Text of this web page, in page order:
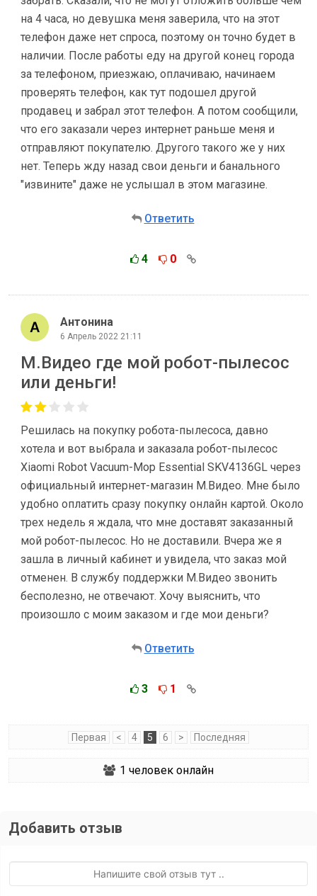
на 4 часа, но девушка меня заверила, что на этот
телефон даже нет спроса, поэтому он точно будет в
наличии. После работы еду на другой конец города
за телефоном, приезжаю, оплачиваю, начинаем
проверять телефон, как тут подошел другой
продавец и забрал этот телефон. А потом сообщили,
что его заказали через интернет раньше меня и
отправляют покупателю. Другого такого же у них
нет. Теперь жду назад свои деньги и банального
"извините" даже не услышал в этом магазине.
Ответить
4 0
Антонина
6 Апрель 2022 21:11
М.Видео где мой робот-пылесос
или деньги!
Решилась на покупку робота-пылесоса, давно
хотела и вот выбрала и заказала робот-пылесос
Xiaomi Robot Vacuum-Mop Essential SKV4136GL через
официальный интернет-магазин М.Видео. Мне было
удобно оплатить сразу покупку онлайн картой. Около
трех недель я ждала, что мне доставят заказанный
мой робот-пылесос. Но не доставили. Вчера же я
зашла в личный кабинет и увидела, что заказ мой
отменен. В службу поддержки М.Видео звонить
бесполезно, не отвечают. Хочу выяснить, что
произошло с моим заказом и где мои деньги?
Ответить
3 1
Первая < 4 5 6 > Последняя
1 человек онлайн
Добавить отзыв